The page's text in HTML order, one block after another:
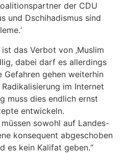
der CDU
und Dschihadismus sind
das Verbot von ‚Muslim
dabei darf es allerdings
Gefahren gehen weiterhin
im Internet
muss dies endlich ernst
entwickeln.
sowohl auf Landes-
konsequent abgeschoben
es kein Kalifat geben.“